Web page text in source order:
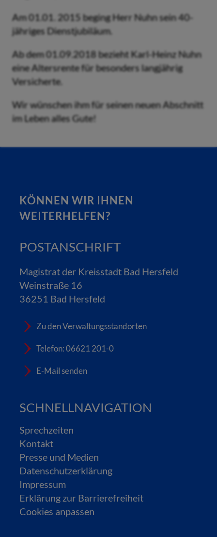
Am 01.01. 2015 beging Herr Nuhn sein 40-
jähriges Dienstjubiläum.
Ab dem 01.09.2018 bezieht Karl-Heinz Nuhn
eine Altersrente für besonders langjährig
Versicherte.
Wir wünschen ihm für seinen neuen Abschnitt
im Leben alles Gute!
KÖNNEN WIR IHNEN
WEITERHELFEN?
POSTANSCHRIFT
Magistrat der Kreisstadt Bad Hersfeld
Weinstraße 16
36251 Bad Hersfeld
Zu den Verwaltungsstandorten
Telefon: 06621 201-0
E-Mail senden
SCHNELLNAVIGATION
Sprechzeiten
Kontakt
Presse und Medien
Datenschutzerklärung
Impressum
Erklärung zur Barrierefreiheit
Cookies anpassen